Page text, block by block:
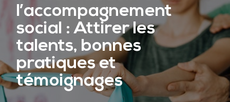
l’accompagnement
social : Attirer les
talents, bonnes
pratiques et
témoignages